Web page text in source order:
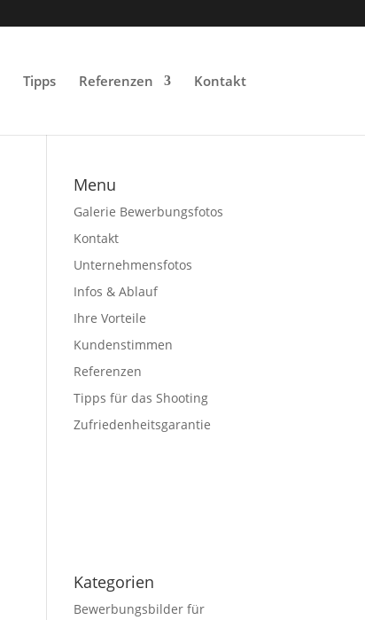
Tipps Referenzen Kontakt
Menu
Galerie Bewerbungsfotos
Kontakt
Unternehmensfotos
Infos & Ablauf
Ihre Vorteile
Kundenstimmen
Referenzen
Tipps für das Shooting
Zufriedenheitsgarantie
Kategorien
Bewerbungsbilder für